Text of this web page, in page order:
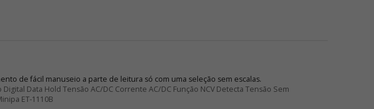
de fácil manuseio a parte de leitura só com uma seleção sem escalas.
Data Hold Tensão AC/DC Corrente AC/DC Função NCV Detecta Tensão Sem
ET-1110B